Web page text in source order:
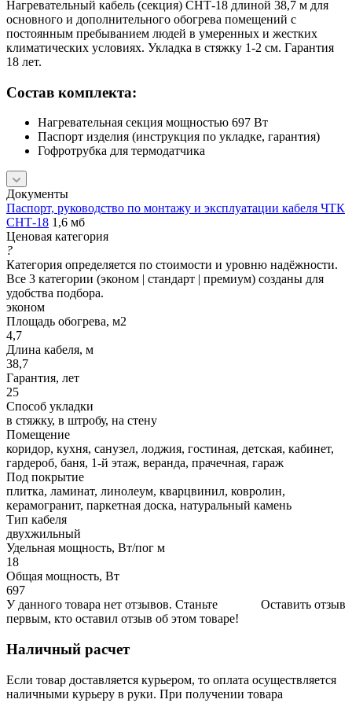
Нагревательный кабель (секция) СНТ-18 длиной 38,7 м для
основного и дополнительного обогрева помещений с
постоянным пребыванием людей в умеренных и жестких
климатических условиях. Укладка в стяжку 1-2 см. Гарантия
18 лет.
Состав комплекта:
Нагревательная секция мощностью 697 Вт
Паспорт изделия (инструкция по укладке, гарантия)
Гофротрубка для термодатчика
Документы
Паспорт, руководство по монтажу и эксплуатации кабеля ЧТК
СНТ-18 1,6 мб
Ценовая категория
?
Категория определяется по стоимости и уровню надёжности.
Все 3 категории (эконом | стандарт | премиум) созданы для
удобства подбора.
эконом
Площадь обогрева, м2
4,7
Длина кабеля, м
38,7
Гарантия, лет
25
Способ укладки
в стяжку, в штробу, на стену
Помещение
коридор, кухня, санузел, лоджия, гостиная, детская, кабинет,
гардероб, баня, 1-й этаж, веранда, прачечная, гараж
Под покрытие
плитка, ламинат, линолеум, кварцвинил, ковролин,
керамогранит, паркетная доска, натуральный камень
Тип кабеля
двухжильный
Удельная мощность, Вт/пог м
18
Общая мощность, Вт
697
Оставить отзыв
У данного товара нет отзывов. Станьте
первым, кто оставил отзыв об этом товаре!
Наличный расчет
Если товар доставляется курьером, то оплата осуществляется
наличными курьеру в руки. При получении товара